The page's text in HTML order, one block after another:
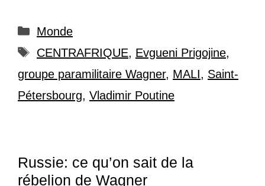
Catégories
Monde
Étiquettes
CENTRAFRIQUE, Evgueni Prigojine,
groupe paramilitaire Wagner, MALI, Saint-
Pétersbourg, Vladimir Poutine
Russie: ce qu’on sait de la
rébelion de Wagner